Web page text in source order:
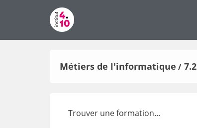
Métiers de l'informatique /